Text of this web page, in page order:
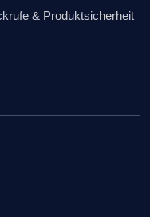
& Produktsicherheit